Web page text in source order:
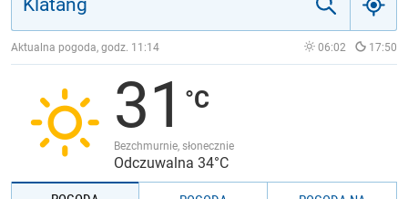
JAKOŚĆ POWIETRZA
Aktualna pogoda, godz. 11:14 06:02 17:50
31
Bezchmurnie, słonecznie
Odczuwalna 34°C